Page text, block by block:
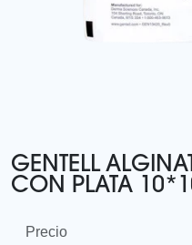
GENTELL
CON PLATA
Precio